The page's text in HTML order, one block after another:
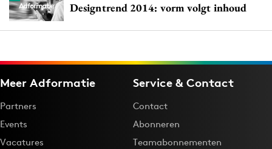
Designtrend 2014: vorm volgt inhoud
Meer Adformatie
Partners
Events
Vacatures
Service & Contact
Contact
Abonneren
Teamabonnementen